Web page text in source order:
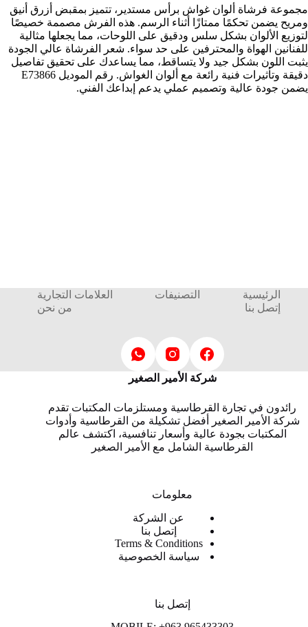
مجموعة فرشاة ألوان غواش برأس مستدير، تتميز بمقبض أزرق أنيق
ومريح يضمن تحكمًا ممتازًا أثناء الرسم. هذه الفرش مصممة خصيصًا
لتوزيع الألوان بشكل سلس ودقيق على اللوحات، مما يجعلها مثالية
للفنانين الهواة والمحترفين على حد سواء. شعر الفرشاة عالي الجودة
يثبت اللون بشكل جيد ولا يتساقط، مما يساعدك على تحقيق تفاصيل
دقيقة وتأثيرات فنية رائعة مع ألوان الغواش. رقم الموديل E73866
يضمن جودة عالية وتصميم عملي يدعم إبداعك الفني.
الرئيسية التصنيفات
العلامات التجارية
إتصل بنا
من نحن
شركة الأمير الصغير
رائدون في تجارة القرطاسية ومستلزمات المكتبات تقدم
شركة الأمير الصغير أفضل تشكيلة من القرطاسية وأدوات
المكتبات بجودة عالية وأسعار تنافسية، اكتشف عالم
القرطاسية الشامل مع الأمير الصغير
معلومات
عن الشركة
إتصل بنا
Terms & Conditions
سياسة الخصوصية
إتصل بنا